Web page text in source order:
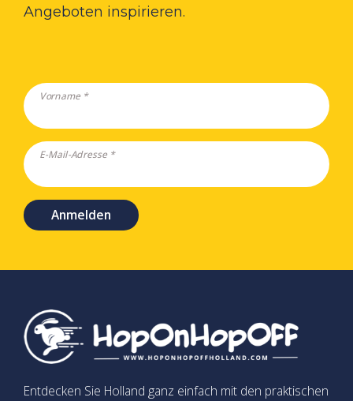
Angeboten inspirieren.
Vorname *
E-Mail-Adresse *
Anmelden
Entdecken Sie Holland ganz einfach mit den praktischen